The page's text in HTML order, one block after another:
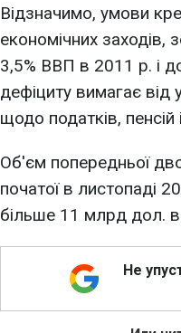
Відзначимо, умови
економічних
3,5% ВВП в 2011 р. і
дефіциту вимагає від
щодо податків,
Об'єм попередньої
початої в листопаді
більше 11 млрд дол.
Не